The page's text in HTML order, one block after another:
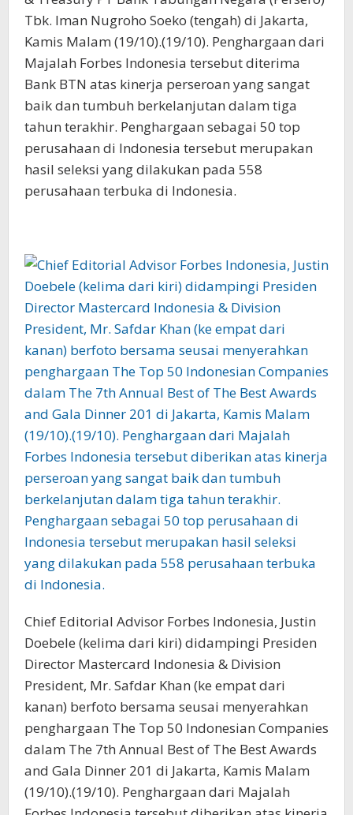
Tbk. Iman Nugroho Soeko (tengah) di Jakarta,
Kamis Malam (19/10).(19/10). Penghargaan dari
Majalah Forbes Indonesia tersebut diterima
Bank BTN atas kinerja perseroan yang sangat
baik dan tumbuh berkelanjutan dalam tiga
tahun terakhir. Penghargaan sebagai 50 top
perusahaan di Indonesia tersebut merupakan
hasil seleksi yang dilakukan pada 558
perusahaan terbuka di Indonesia.
Chief Editorial Advisor Forbes Indonesia, Justin
Doebele (kelima dari kiri) didampingi Presiden
Director Mastercard Indonesia & Division
President, Mr. Safdar Khan (ke empat dari
kanan) berfoto bersama seusai menyerahkan
penghargaan The Top 50 Indonesian Companies
dalam The 7th Annual Best of The Best Awards
and Gala Dinner 201 di Jakarta, Kamis Malam
(19/10).(19/10). Penghargaan dari Majalah